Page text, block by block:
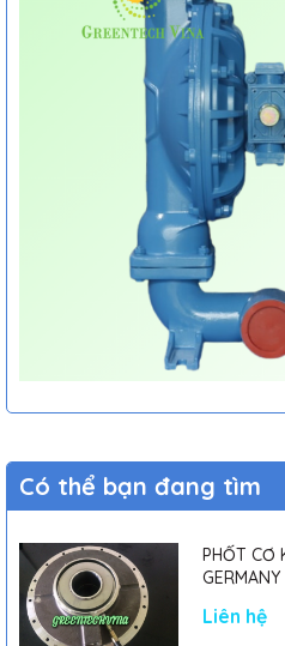
Có thể bạn đang tìm
PHỐT CƠ
GERMANY
Liên hệ